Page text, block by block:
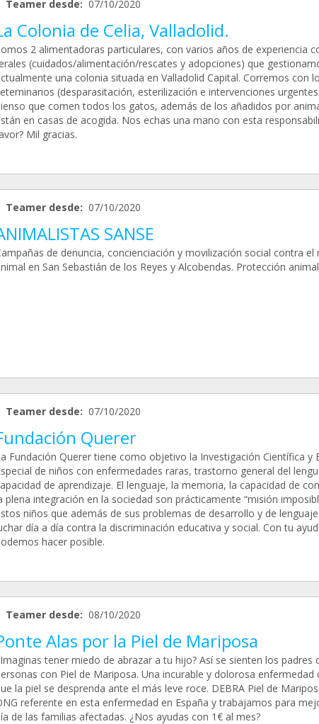
Teamer desde: 07/10/2020
Colonia de Celia, Valladolid.
2 alimentadoras particulares, con varios años de experiencia
(cuidados/alimentación/rescates y adopciones) que
una colonia situada en Valladolid Capital. Corremos con
(desparasitación, esterilización e intervenciones
que comen todos los gatos, además de los añadidos por
en casas de acogida. Nos echas una mano con esta
Mil gracias.
Teamer desde: 07/10/2020
SANSE
de denuncia, concienciación y movilización social contra el
en San Sebastián de los Reyes y Alcobendas. Protección
Teamer desde: 07/10/2020
Querer
Fundación Querer tiene como objetivo la Investigación Científica y
de niños con enfermedades raras, trastorno general del
de aprendizaje. El lenguaje, la memoria, la capacidad de
plena integración en la sociedad son prácticamente “misión
niños que además de sus problemas de desarrollo y de
día a día contra la discriminación educativa y social. Con tu
hacer posible.
Teamer desde: 08/10/2020
Alas por la Piel de Mariposa
tener miedo de abrazar a tu hijo? Así se sienten los padres
con Piel de Mariposa. Una incurable y dolorosa enfermedad
la piel se desprenda ante el más leve roce. DEBRA Piel de
referente en esta enfermedad en España y trabajamos para
de las familias afectadas. ¿Nos ayudas con 1€ al mes?